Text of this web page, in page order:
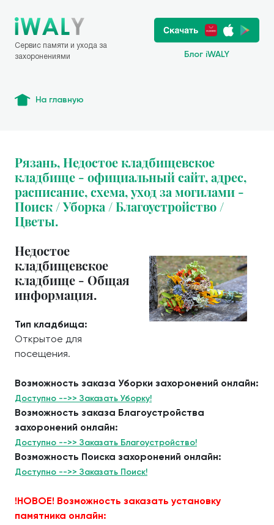
Сервис памяти и ухода за
захоронениями
Блог iWALY
На главную
Рязань, Недостое кладбищевское
кладбище - официальный сайт, адрес,
расписание, схема, уход за могилами -
Поиск / Уборка / Благоустройство /
Цветы.
Недостое
кладбищевское
кладбище - Общая
информация.
Тип кладбища:
Открытое для
посещения.
Возможность заказа Уборки захоронений онлайн:
Доступно -->> Заказать Уборку!
Возможность заказа Благоустройства
захоронений онлайн:
Доступно -->> Заказать Благоустройство!
Возможность Поиска захоронений онлайн:
Доступно -->> Заказать Поиск!
!НОВОЕ! Возможность заказать установку
памятника онлайн: